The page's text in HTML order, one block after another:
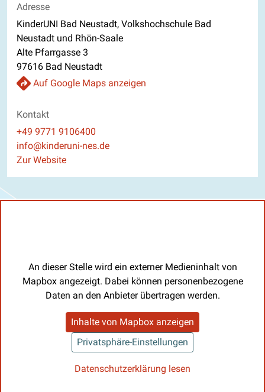
Adresse
KinderUNI Bad Neustadt, Volkshochschule Bad
Neustadt und Rhön-Saale
Alte Pfarrgasse 3
97616 Bad Neustadt
Auf Google Maps anzeigen
Kontakt
Telefon
+49 9771 9106400
E-Mail
info@kinderuni-nes.de
Website
Zur Website
An dieser Stelle wird ein externer Medieninhalt von
Mapbox angezeigt. Dabei können personenbezogene
Daten an den Anbieter übertragen werden.
Inhalte von Mapbox anzeigen
Privatsphäre-Einstellungen
Datenschutzerklärung lesen